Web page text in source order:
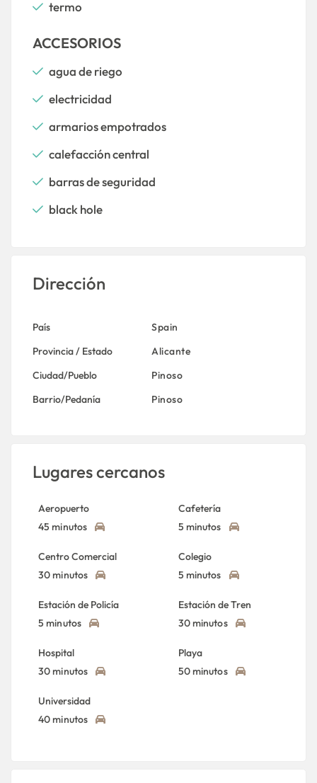
termo
ACCESORIOS
agua de riego
electricidad
armarios empotrados
calefacción central
barras de seguridad
black hole
Dirección
País
Spain
Provincia / Estado
Alicante
Ciudad/Pueblo
Pinoso
Barrio/Pedanía
Pinoso
Lugares cercanos
Aeropuerto
45 minutos
Cafetería
5 minutos
Centro Comercial
30 minutos
Colegio
5 minutos
Estación de Policía
5 minutos
Estación de Tren
30 minutos
Hospital
30 minutos
Playa
50 minutos
Universidad
40 minutos